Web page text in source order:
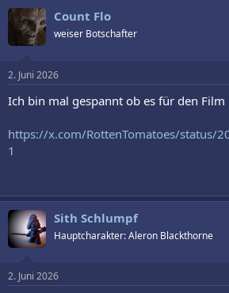
Count Flo
weiser Botschafter
2. Juni 2026
Ich bin mal gespannt ob es für den
https://x.com/RottenTomatoes/status/
1
Sith Schlumpf
Hauptcharakter: Aleron Blackthorne
2. Juni 2026